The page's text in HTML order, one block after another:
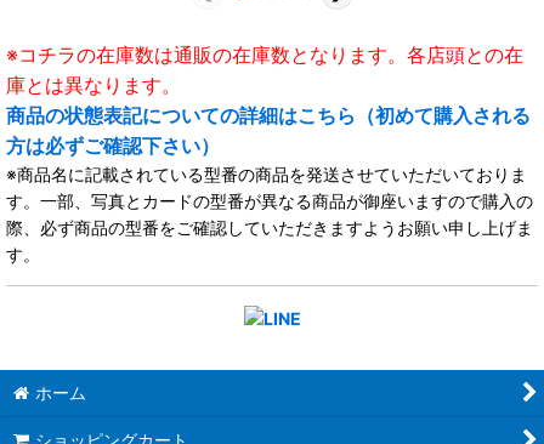
※コチラの在庫数は通販の在庫数となります。各店頭との在
庫とは異なります。
商品の状態表記についての詳細はこちら（初めて購入される
方は必ずご確認下さい）
※商品名に記載されている型番の商品を発送させていただいておりま
す。一部、写真とカードの型番が異なる商品が御座いますので購入の
際、必ず商品の型番をご確認していただきますようお願い申し上げま
す。
ホーム